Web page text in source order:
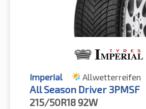
Imperial Allwetterreifen
All Season Driver 3PMSF
215/50R18 92W